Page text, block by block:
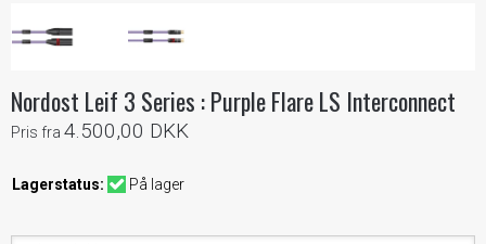
Nordost Leif 3 Series : Purple Flare LS Interconnect
Pris fra 4.500,00 DKK
Lagerstatus: På lager